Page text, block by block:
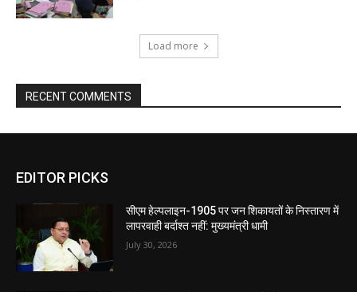
Load more
RECENT COMMENTS
EDITOR PICKS
सीएम हेल्पलाइन-1905 पर जन शिकायतों के निस्तारण में
लापरवाही बर्दाश्त नहीं: मुख्यमंत्री धामी
July 30, 2026